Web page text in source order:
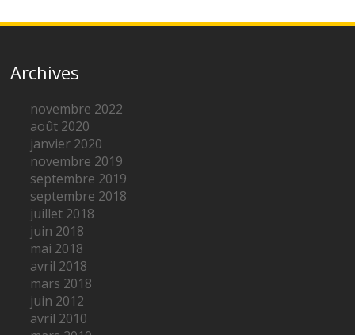
Archives
novembre 2022
août 2020
janvier 2020
novembre 2019
septembre 2019
septembre 2018
juillet 2018
juin 2018
mai 2018
avril 2018
mars 2018
juin 2012
avril 2010